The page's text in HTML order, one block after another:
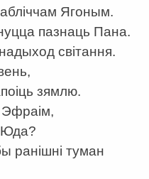
Ягоным.
пазнаць Пана.
світання.
зямлю.
Эфраім,
Юда?
ранішні туман